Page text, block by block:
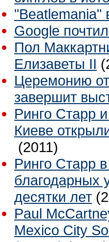
"Beatlemania"
Google
Пол
Елизаветы II
Церемонию
завершит
Ринго Старр
Киеве
(2011)
Ринго Старр
благодарных
десятки лет
Paul
Mexico City